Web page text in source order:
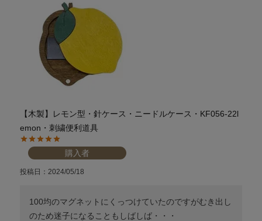
【木製】レモン型・針ケース・ニードルケース・KF056-22l
emon・刺繍便利道具
購入者
投稿日 2024/05/18
100均のマグネットにくっつけていたのですがむき出し
のため迷子になることもしばしば・・・